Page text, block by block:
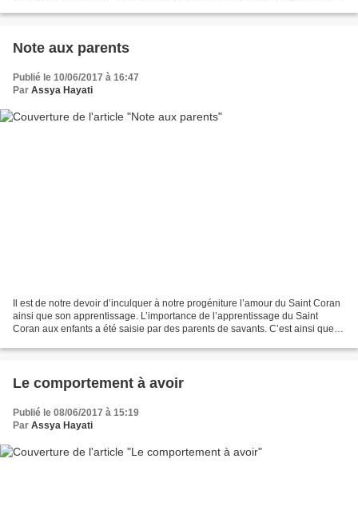
Note aux parents
Publié le 10/06/2017 à 16:47
Par Assya Hayati
Il est de notre devoir d’inculquer à notre progéniture l’amour du Saint Coran
ainsi que son apprentissage. L’importance de l’apprentissage du Saint
Coran aux enfants a été saisie par des parents de savants. C’est ainsi que
Le comportement à avoir
Publié le 08/06/2017 à 15:19
Par Assya Hayati